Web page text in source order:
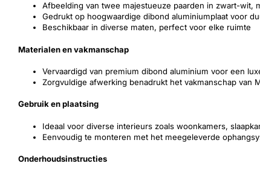
Afbeelding van twee majestueuze paarden in zwart-wit,
Gedrukt op hoogwaardige dibond aluminiumplaat voor
Beschikbaar in diverse maten, perfect voor elke ruimte
Materialen en vakmanschap
Vervaardigd van premium dibond aluminium voor een
Zorgvuldige afwerking benadrukt het vakmanschap van
Gebruik en plaatsing
Ideaal voor diverse interieurs zoals woonkamers,
Eenvoudig te monteren met het meegeleverde
Onderhoudsinstructies